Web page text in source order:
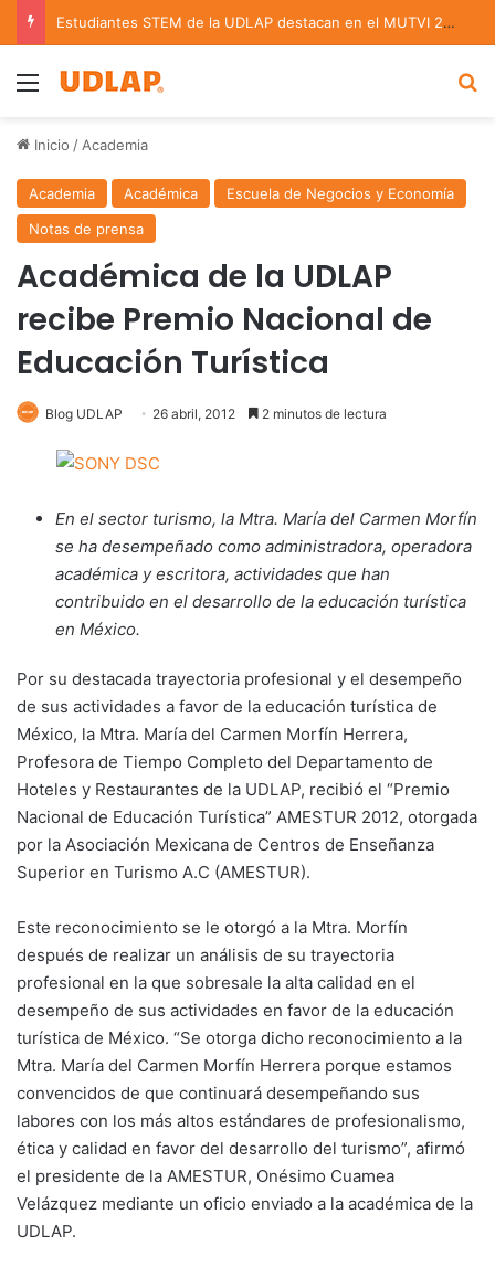
Estudiantes STEM de la UDLAP destacan en el MUTVI 2026
Menu
Inicio / Academia
Academia Académica
Escuela de Negocios y Economía
Notas de prensa
Académica de la UDLAP
recibe Premio Nacional de
Educación Turística
Blog UDLAP 26 abril, 2012 2 minutos de lectura
En el sector turismo, la Mtra. María del Carmen Morfín
se ha desempeñado como administradora, operadora
académica y escritora, actividades que han
contribuido en el desarrollo de la educación turística
en México.
Por su destacada trayectoria profesional y el desempeño
de sus actividades a favor de la educación turística de
México, la Mtra. María del Carmen Morfín Herrera,
Profesora de Tiempo Completo del Departamento de
Hoteles y Restaurantes de la UDLAP, recibió el “Premio
Nacional de Educación Turística” AMESTUR 2012, otorgada
por la Asociación Mexicana de Centros de Enseñanza
Superior en Turismo A.C (AMESTUR).
Este reconocimiento se le otorgó a la Mtra. Morfín
después de realizar un análisis de su trayectoria
profesional en la que sobresale la alta calidad en el
desempeño de sus actividades en favor de la educación
turística de México. “Se otorga dicho reconocimiento a la
Mtra. María del Carmen Morfín Herrera porque estamos
convencidos de que continuará desempeñando sus
labores con los más altos estándares de profesionalismo,
ética y calidad en favor del desarrollo del turismo”, afirmó
el presidente de la AMESTUR, Onésimo Cuamea
Velázquez mediante un oficio enviado a la académica de la
UDLAP.